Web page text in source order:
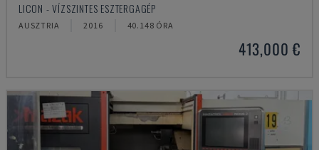
LICON - VÍZSZINTES ESZTERGAGÉP
AUSZTRIA 2016 40.148 ÓRA
413,000 €